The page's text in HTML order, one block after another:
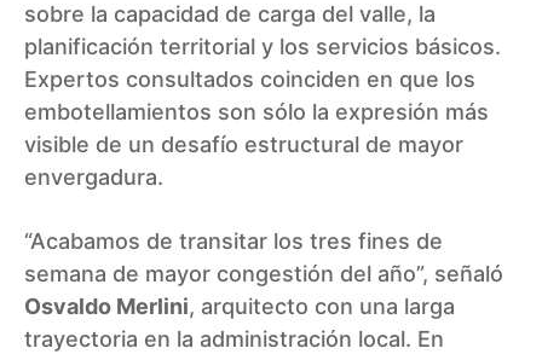
sobre la capacidad de carga del valle, la
planificación territorial y los servicios básicos.
Expertos consultados coinciden en que los
embotellamientos son sólo la expresión más
visible de un desafío estructural de mayor
envergadura.
“Acabamos de transitar los tres fines de
semana de mayor congestión del año”, señaló
Osvaldo Merlini, arquitecto con una larga
trayectoria en la administración local. En